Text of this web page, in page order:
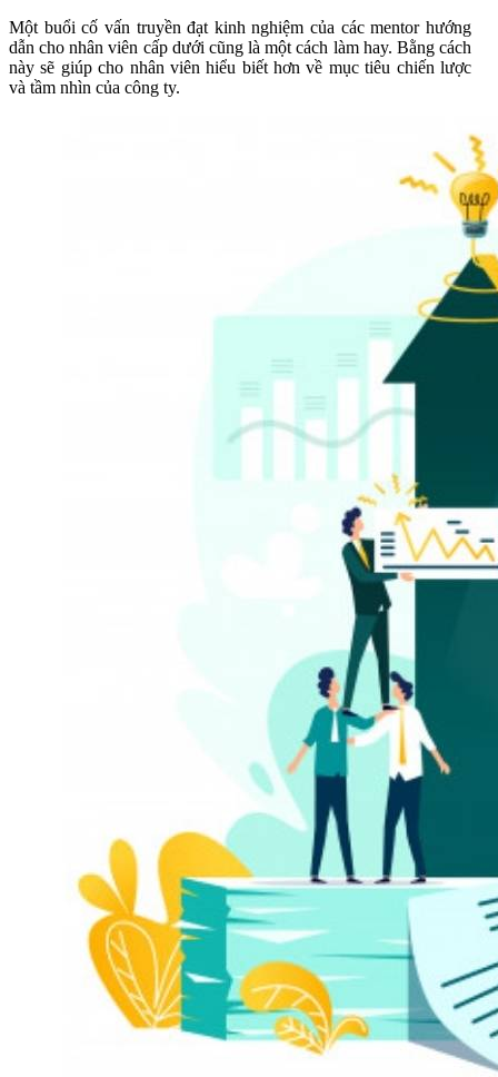
Một buổi cố vấn truyền đạt kinh nghiệm của các mentor hướng
dẫn cho nhân viên cấp dưới cũng là một cách làm hay. Bằng cách
này sẽ giúp cho nhân viên hiểu biết hơn về mục tiêu chiến lược
và tầm nhìn của công ty.